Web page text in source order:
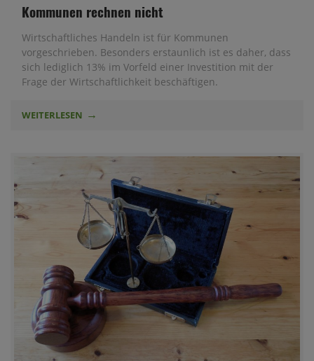
Kommunen rechnen nicht
Wirtschaftliches Handeln ist für Kommunen
vorgeschrieben. Besonders erstaunlich ist es daher, dass
sich lediglich 13% im Vorfeld einer Investition mit der
Frage der Wirtschaftlichkeit beschäftigen.
WEITERLESEN